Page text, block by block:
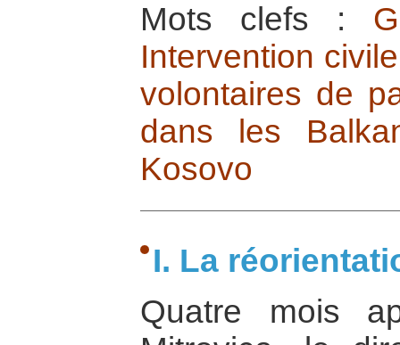
Mots clefs :
Intervention
volontaires de
dans les
Kosovo
I. La
Quatre mois